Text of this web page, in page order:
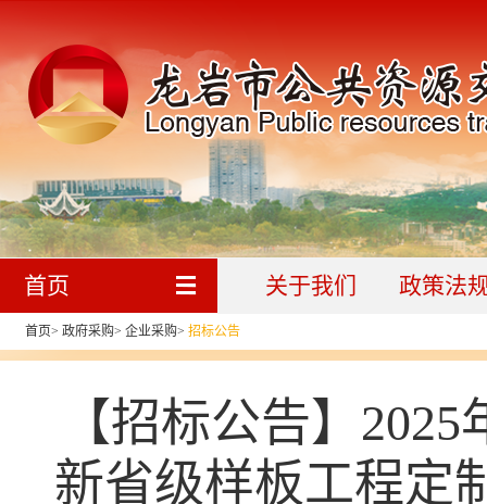
首页 关于我们 政策法
首页> 政府采购> 企业采购> 招标公告
【招标公告】
新省级样板工程定